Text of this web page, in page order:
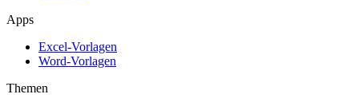
Apps
Excel-Vorlagen
Word-Vorlagen
Themen